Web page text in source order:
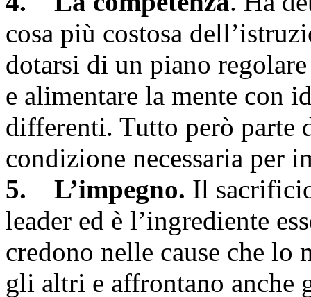
cosa più costosa
dotarsi di un piano
e alimentare la mente con
differenti. Tutto però parte
condizione necessaria per
5. L’impegno. Il
leader ed è l’ingrediente
credono nelle cause che
gli altri e affrontano anche